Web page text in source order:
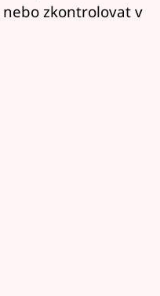
zkontrolovat v